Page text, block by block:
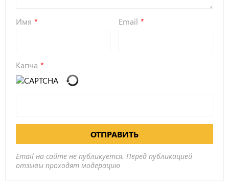
Имя Email
Капча
ОТПРАВИТЬ
Email на сайте не публикуется. Перед публикацией
отзывы проходят модерацию